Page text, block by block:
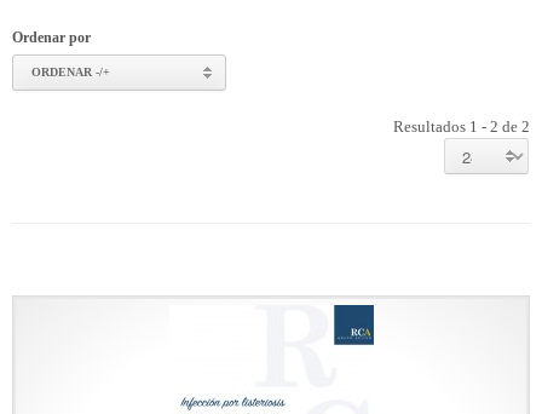
Ordenar por
ORDENAR -/+
Resultados 1 - 2 de 2